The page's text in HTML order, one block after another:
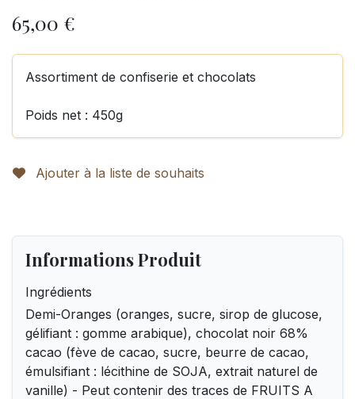
65,00 €
Assortiment de confiserie et chocolats
Poids net : 450g
Ajouter à la liste de souhaits
Informations Produit
Ingrédients
Demi-Oranges (oranges, sucre, sirop de glucose,
gélifiant : gomme arabique), chocolat noir 68%
cacao (fève de cacao, sucre, beurre de cacao,
émulsifiant : lécithine de SOJA, extrait naturel de
vanille) - Peut contenir des traces de FRUITS A